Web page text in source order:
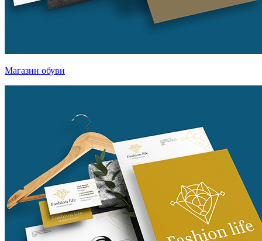
Магазин обуви